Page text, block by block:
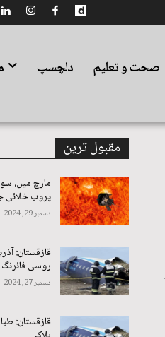
صحت و تعلیم دلچسپ
مقبول ترین
مارچ میں،
پروب خلائی
دسمبر 29, 2024
قازقستان:
روسی فائرنگ
دسمبر 27, 2024